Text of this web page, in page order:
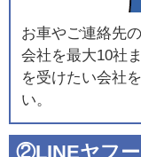
お車やご連絡先
会社を最大10社
を受けたい会社
い。
②LINEヤフ